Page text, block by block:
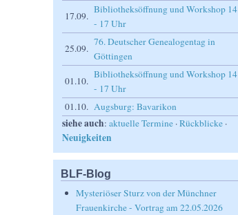
17.09.
Bibliotheksöffnung und Workshop 14
- 17 Uhr
25.09.
76. Deutscher Genealogentag in
Göttingen
01.10.
Bibliotheksöffnung und Workshop 14
- 17 Uhr
01.10. Augsburg: Bavarikon
siehe auch:aktuelle Termine ·Rückblicke ·
Neuigkeiten
BLF-Blog
Mysteriöser Sturz von der Münchner
Frauenkirche - Vortrag am 22.05.2026